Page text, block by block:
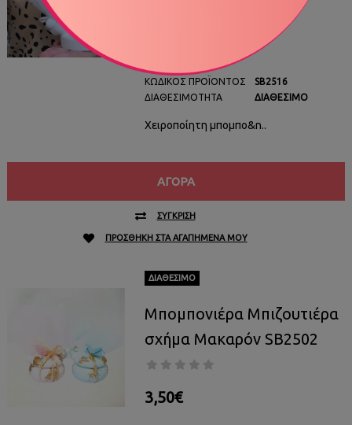
ΚΩΔΙΚΌΣ ΠΡΟΪΌΝΤΟΣ
ΔΙΑΘΕΣΙΜΌΤΗΤΑ
SB2516
ΔΙΑΘΈΣΙΜΟ
Χειροποίητη μπομπο&n..
ΑΓΟΡΆ
ΣΎΓΚΡΙΣΗ
ΠΡΟΣΘΉΚΗ ΣΤΑ ΑΓΑΠΗΜΈΝΑ ΜΟΥ
ΔΙΑΘΈΣΙΜΟ
Mπομπονιέρα Μπιζουτιέρα
σχήμα Μακαρόν SB2502
3,50€